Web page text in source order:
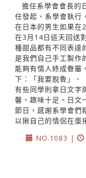
擔任系學會會長的
任發起、系學會執行
在日本的男生如果在
在3月14日這天回送
種甜品都有不同表達
是我們自己手工製作
能夠有情人終成眷屬
下：「我要脫魯」、
有些同學則拿日文字
馨、趣味十足。日文
節日，感謝系學會們
以揪自己的情侶在蛋
NO.1083 |